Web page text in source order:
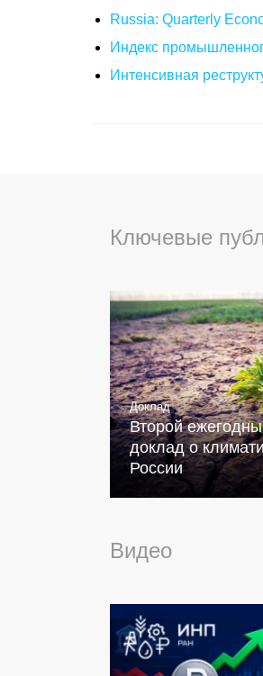
Russia: Quarterly
Индекс
Интенсивная
Ключевые
Доклад
Второй
доклад о
России
Видео